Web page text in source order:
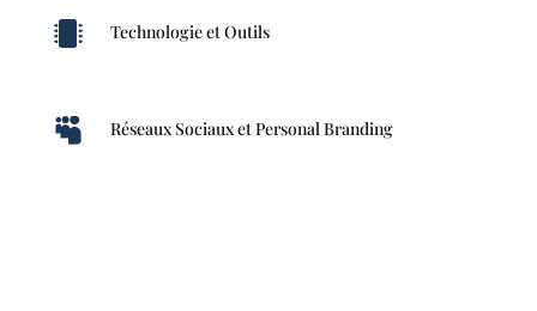
 Technologie et Outils
 Réseaux Sociaux et Personal Branding